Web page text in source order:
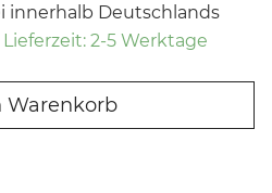
innerhalb Deutschlands
2-5 Werktage
Warenkorb